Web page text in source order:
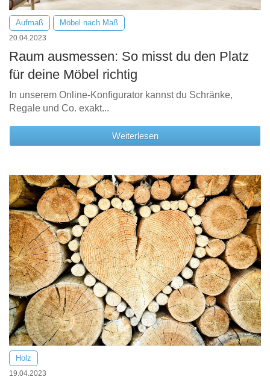
Aufmaß Möbel nach Maß
20.04.2023
Raum ausmessen: So misst du den Platz
für deine Möbel richtig
In unserem Online-Konfigurator kannst du Schränke,
Regale und Co. exakt...
Weiterlesen
Holz
19.04.2023